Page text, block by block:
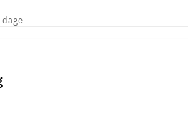
dage